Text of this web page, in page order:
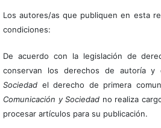
Los autores/as que publiquen en esta
condiciones:
De acuerdo con la legislación de
conservan los derechos de autoría y
Sociedadel derecho de primera
Comunicación y Sociedad no realiza
procesar artículos para su publicación.